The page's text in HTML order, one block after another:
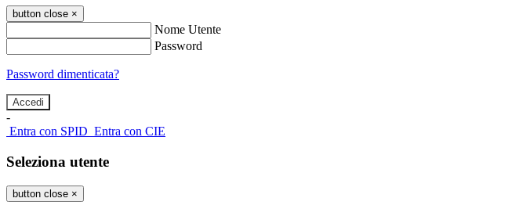
button close ×
Nome Utente
Password
Password dimenticata?
-
Entra con SPID Entra con CIE
Seleziona utente
button close ×